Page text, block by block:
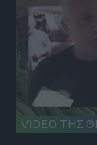
VIDEO ΤΗΣ